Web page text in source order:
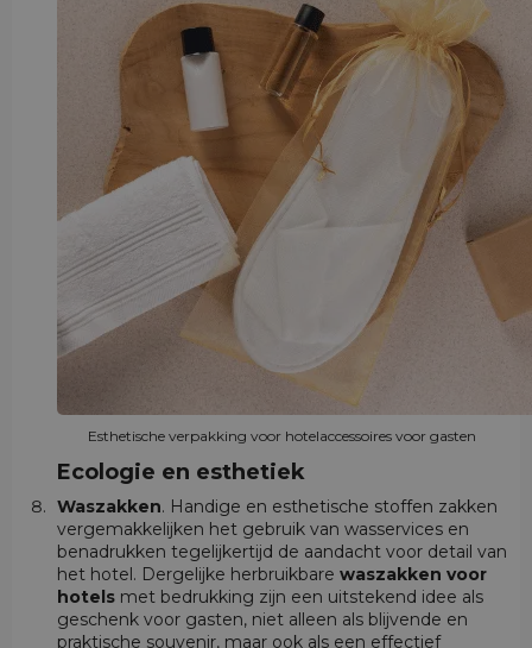
Esthetische verpakking voor hotelaccessoires voor gasten
Ecologie en esthetiek
Waszakken. Handige en esthetische stoffen zakken
vergemakkelijken het gebruik van wasservices en
benadrukken tegelijkertijd de aandacht voor detail van
het hotel. Dergelijke herbruikbare waszakken voor
hotelsmet bedrukking zijn een uitstekend idee als
geschenk voor gasten, niet alleen als blijvende en
praktische souvenir, maar ook als een effectief